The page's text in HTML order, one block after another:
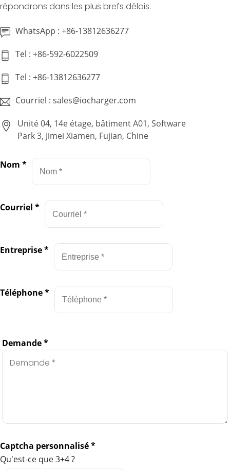
répondrons dans les plus brefs délais.
WhatsApp : +86-13812636277
Tel : +86-592-6022509
Tel : +86-13812636277
Courriel : sales@iocharger.com
Unité 04, 14e étage, bâtiment A01, Software
Park 3, Jimei Xiamen, Fujian, Chine
Nom *
Courriel *
Entreprise*
Téléphone*
Demande*
Captcha personnalisé*
Qu'est-ce que 3+4 ?